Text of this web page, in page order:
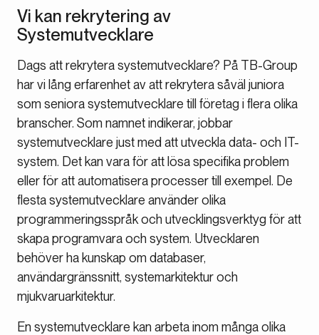
Vi kan rekrytering av
Systemutvecklare
Dags att rekrytera systemutvecklare? På TB-Group
har vi lång erfarenhet av att rekrytera såväl juniora
som seniora systemutvecklare till företag i flera olika
branscher. Som namnet indikerar, jobbar
systemutvecklare just med att utveckla data- och IT-
system. Det kan vara för att lösa specifika problem
eller för att automatisera processer till exempel. De
flesta systemutvecklare använder olika
programmeringsspråk och utvecklingsverktyg för att
skapa programvara och system. Utvecklaren
behöver ha kunskap om databaser,
användargränssnitt, systemarkitektur och
mjukvaruarkitektur.
En systemutvecklare kan arbeta inom många olika